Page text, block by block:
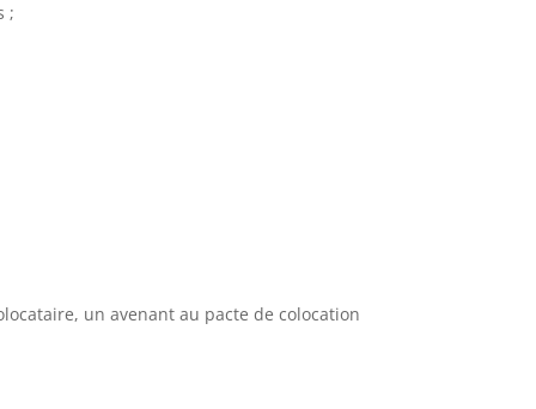
;
un avenant au pacte de colocation